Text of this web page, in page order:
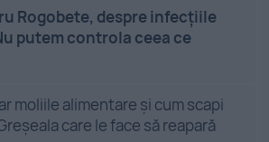
Rogobete, despre infecțiile
putem controla ceea ce
moliile alimentare și cum scapi
care le face să reapară